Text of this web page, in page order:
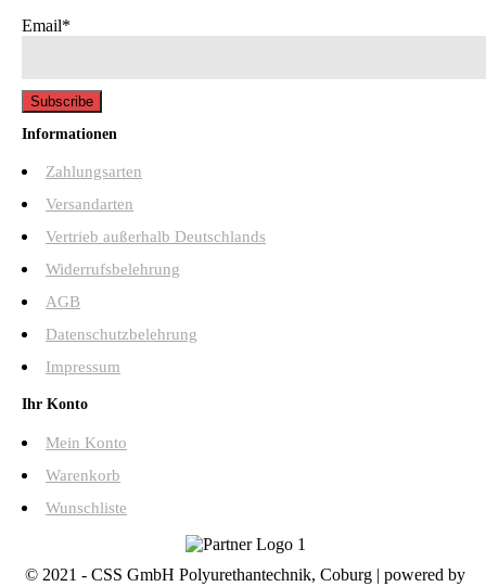
Email*
Informationen
Zahlungsarten
Versandarten
Vertrieb außerhalb Deutschlands
Widerrufsbelehrung
AGB
Datenschutzbelehrung
Impressum
Ihr Konto
Mein Konto
Warenkorb
Wunschliste
© 2021 - CSS GmbH Polyurethantechnik, Coburg | powered by